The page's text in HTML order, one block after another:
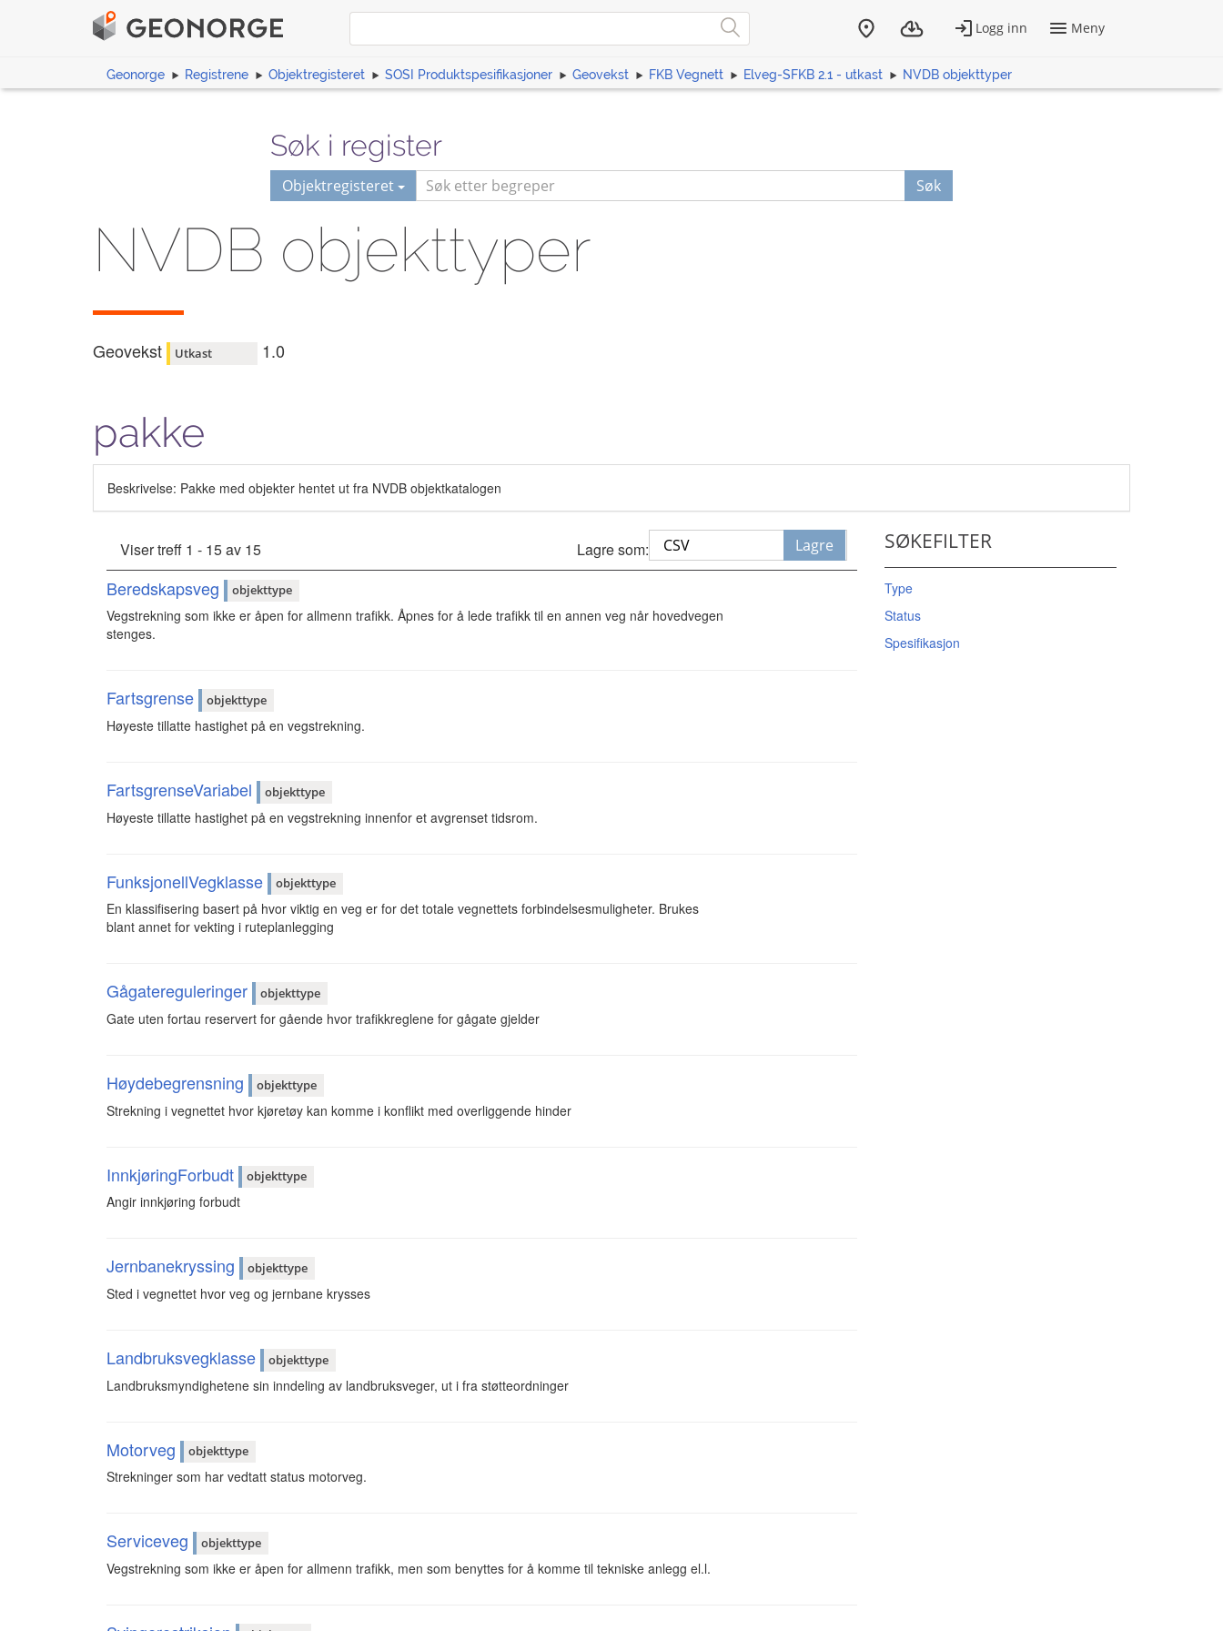
Geonorge Registrene Objektregisteret SOSI Produktspesifikasjoner Geovekst FKB Vegnett Elveg-SFKB 2.1 - utkast NVDB objekttyper
Søk i register
Objektregisteret Søk
NVDB objekttyper
Geovekst Utkast 1.0
pakke
Beskrivelse: Pakke med objekter hentet ut fra NVDB objektkatalogen
Viser treff 1 - 15 av 15 Lagre som: Lagre
Beredskapsveg objekttype
Vegstrekning som ikke er åpen for allmenn trafikk. Åpnes for å lede trafikk til en annen veg når hovedvegen
stenges.
Fartsgrense objekttype
Høyeste tillatte hastighet på en vegstrekning.
FartsgrenseVariabel objekttype
Høyeste tillatte hastighet på en vegstrekning innenfor et avgrenset tidsrom.
FunksjonellVegklasse objekttype
En klassifisering basert på hvor viktig en veg er for det totale vegnettets forbindelsesmuligheter. Brukes
blant annet for vekting i ruteplanlegging
Gågatereguleringer objekttype
Gate uten fortau reservert for gående hvor trafikkreglene for gågate gjelder
Høydebegrensning objekttype
Strekning i vegnettet hvor kjøretøy kan komme i konflikt med overliggende hinder
InnkjøringForbudt objekttype
Angir innkjøring forbudt
Jernbanekryssing objekttype
Sted i vegnettet hvor veg og jernbane krysses
Landbruksvegklasse objekttype
Landbruksmyndighetene sin inndeling av landbruksveger, ut i fra støtteordninger
Motorveg objekttype
Strekninger som har vedtatt status motorveg.
Serviceveg objekttype
Vegstrekning som ikke er åpen for allmenn trafikk, men som benyttes for å komme til tekniske anlegg el.l.
SØKEFILTER
Type
Status
Spesifikasjon